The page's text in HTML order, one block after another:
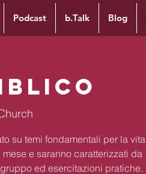
Podcast b.Talk Blog
su temi fondamentali per la vita
e saranno caratterizzati da
ed esercitazioni pratiche.